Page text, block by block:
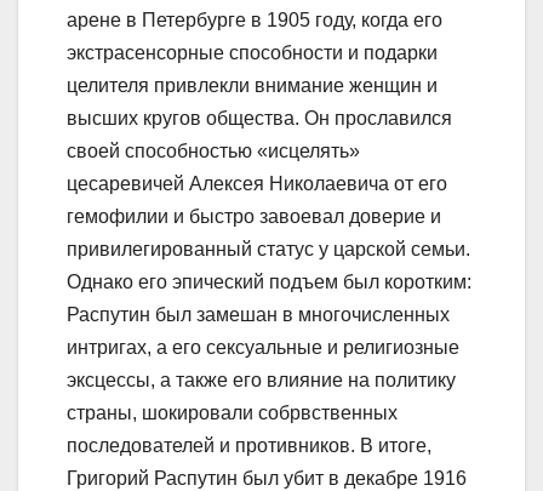
арене в Петербурге в 1905 году, когда его
экстрасенсорные способности и подарки
целителя привлекли внимание женщин и
высших кругов общества. Он прославился
своей способностью «исцелять»
цесаревичей Алексея Николаевича от его
гемофилии и быстро завоевал доверие и
привилегированный статус у царской семьи.
Однако его эпический подъем был коротким:
Распутин был замешан в многочисленных
интригах, а его сексуальные и религиозные
эксцессы, а также его влияние на политику
страны, шокировали собрвственных
последователей и противников. В итоге,
Григорий Распутин был убит в декабре 1916